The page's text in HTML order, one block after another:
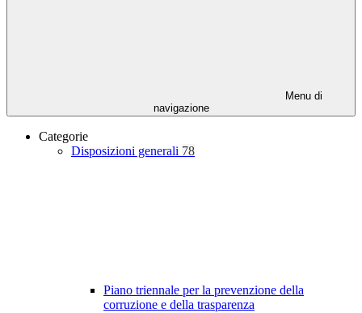
Menu di
navigazione
Categorie
Disposizioni generali 78
Piano triennale per la prevenzione della
corruzione e della trasparenza